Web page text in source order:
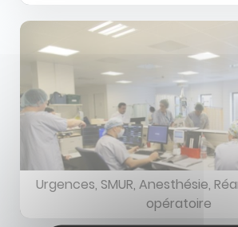
Image
Image
Urgences, SMUR, Anesthésie,
opératoire